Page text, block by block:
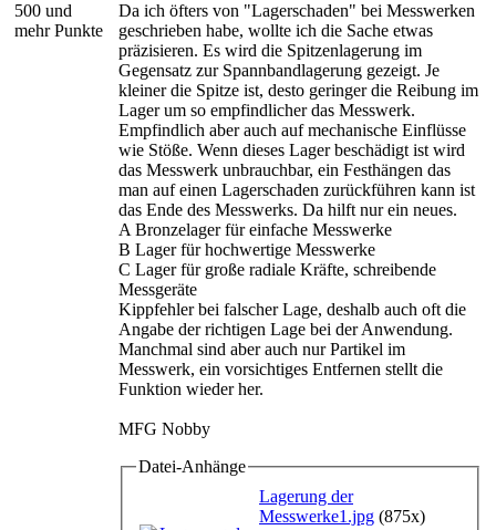
500 und
mehr Punkte
Da ich öfters von "Lagerschaden" bei Messwerken
geschrieben habe, wollte ich die Sache etwas
präzisieren. Es wird die Spitzenlagerung im
Gegensatz zur Spannbandlagerung gezeigt. Je
kleiner die Spitze ist, desto geringer die Reibung im
Lager um so empfindlicher das Messwerk.
Empfindlich aber auch auf mechanische Einflüsse
wie Stöße. Wenn dieses Lager beschädigt ist wird
das Messwerk unbrauchbar, ein Festhängen das
man auf einen Lagerschaden zurückführen kann ist
das Ende des Messwerks. Da hilft nur ein neues.
A Bronzelager für einfache Messwerke
B Lager für hochwertige Messwerke
C Lager für große radiale Kräfte, schreibende
Messgeräte
Kippfehler bei falscher Lage, deshalb auch oft die
Angabe der richtigen Lage bei der Anwendung.
Manchmal sind aber auch nur Partikel im
Messwerk, ein vorsichtiges Entfernen stellt die
Funktion wieder her.
MFG Nobby
Datei-Anhänge
Lagerung der
Messwerke1.jpg (875x)